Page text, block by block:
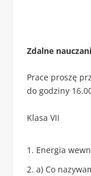
Zdalne
Prace proszę
do godziny
Klasa VII
Energia
a) Co